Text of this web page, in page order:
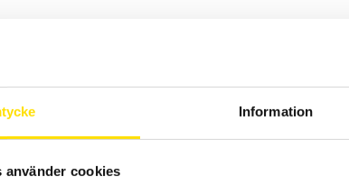
Information
använder cookies